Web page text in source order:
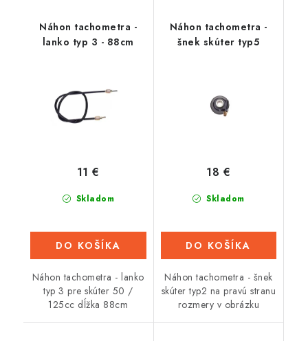
Náhon tachometra -
lanko typ 3 - 88cm
Skladom
11 €
DO KOŠÍKA
Náhon tachometra - lanko
typ 3 pre skúter 50 /
125cc dĺžka 88cm
Náhon tachometra -
šnek skúter typ5
Skladom
18 €
DO KOŠÍKA
Náhon tachometra - šnek
skúter typ2 na pravú stranu
rozmery v obrázku